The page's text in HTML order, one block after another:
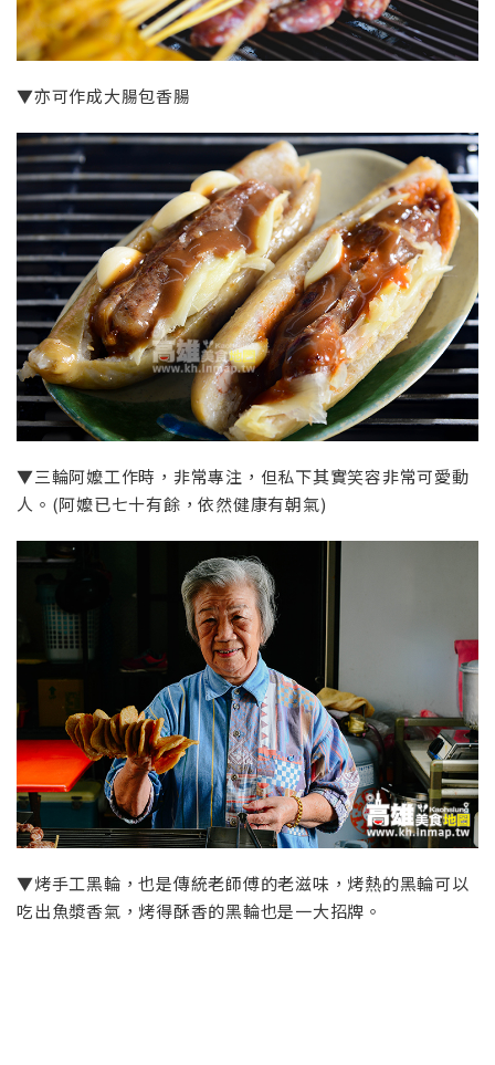
▼亦可作成大腸包香腸
▼三輪阿嬤工作時，非常專注，但私下其實笑容非常可愛動
人。(阿嬤已七十有餘，依然健康有朝氣)
▼烤手工黑輪，也是傳統老師傅的老滋味，烤熱的黑輪可以
吃出魚漿香氣，烤得酥香的黑輪也是一大招牌。